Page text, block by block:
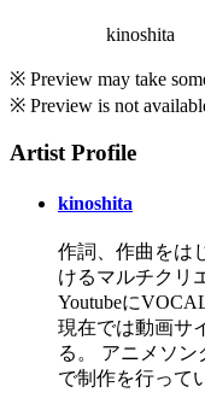
kinoshita
※ Preview may take
※ Preview is not
Artist Profile
kinoshita
作詞、作曲をは
けるマルチクリ
Youtubeに
現在では動画サ
る。 アニメソ
で制作を行って